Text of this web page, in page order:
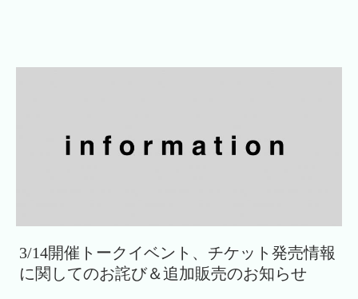
3/14開催トークイベント、チケット発売情報
に関してのお詫び＆追加販売のお知らせ